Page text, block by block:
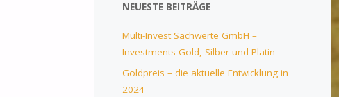
NEUESTE BEITRÄGE
Multi-Invest Sachwerte GmbH –
Investments Gold, Silber und Platin
Goldpreis – die aktuelle Entwicklung in
2024